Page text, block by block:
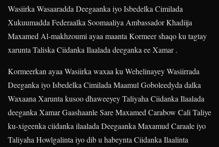
Wasiirka Wasaaradda Deegaanka iyo Isbedelka Cimilada
Xukuumadda Federaalka Soomaaliya Ambassador Khadiija
Maxamed Al-makhzoumi ayaa maanta Kormeer shaqo ku tagtay
xarunta Taliska Ciidanka Ilaalada deeganka ee Xamar .
Kormeerkan ayaa Wasiirka waxaa ku Wehelinayey Wasiirrada
Deeganka iyo Isbedelka Cimilada Maamul Goboleedyda dalka
Waxaana Xarunta kusoo dhaweeyey Taliyaha Ciidanka Ilaalada
deeganka Xamar Gaashaanle Sare Maxamed Carabow Cali Taliye
ku-xigeenka ciidanka ilaalada Deegaanka Maxamud Caraale iyo
Taliyaha Howlgalinta iyo dib u habeynta Ciidanka Ilaalinta